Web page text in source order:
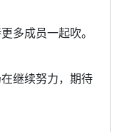
多成员一起吹。
继续努力，期待